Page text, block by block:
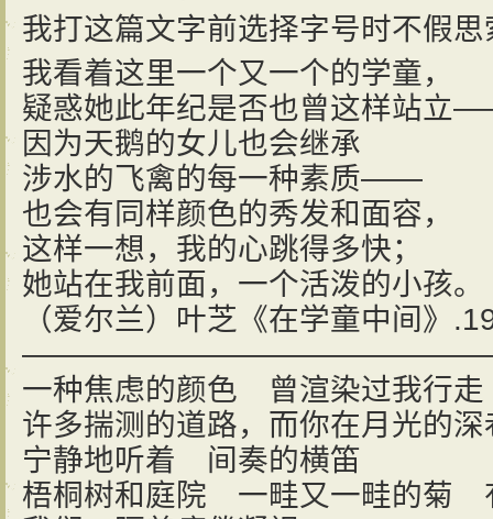
我打这篇文字前选择字号时不假思
我看着这里一个又一个的学童，
疑惑她此年纪是否也曾这样站立
因为天鹅的女儿也会继承
涉水的飞禽的每一种素质——
也会有同样颜色的秀发和面容，
这样一想，我的心跳得多快；
她站在我前面，一个活泼的小孩。
（爱尔兰）叶芝《在学童中间》
一种焦虑的颜色 曾渲染过我行走
许多揣测的道路，而你在月光的深
宁静地听着 间奏的横笛
梧桐树和庭院 一畦又一畦的菊